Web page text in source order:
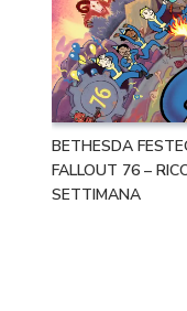
BETHESDA
FALLOUT 76 –
SETTIMANA